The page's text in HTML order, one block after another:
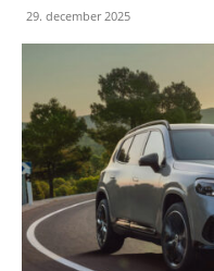
29. december 2025